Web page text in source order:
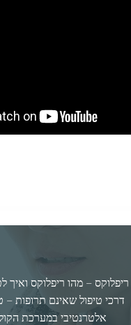
ריפלוקס – מהו ריפלוקס ואיך
דרכי טיפול שאינם תרופות –
אלטרנטיבי במערכת